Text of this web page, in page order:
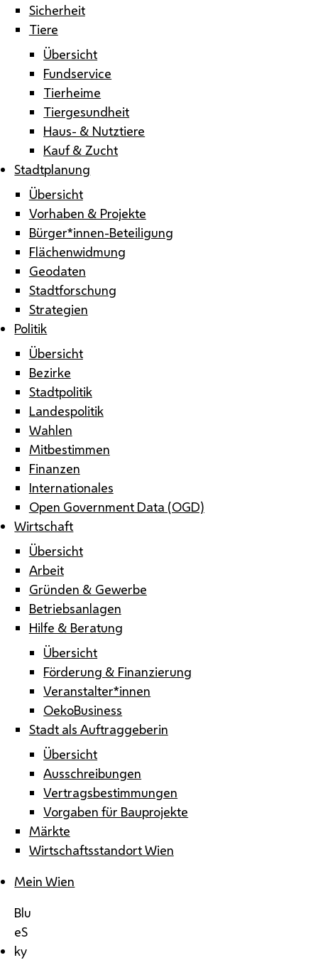
Sicherheit
Tiere
Übersicht
Fundservice
Tierheime
Tiergesundheit
Haus- & Nutztiere
Kauf & Zucht
Stadtplanung
Übersicht
Vorhaben & Projekte
Bürger*innen-Beteiligung
Flächenwidmung
Geodaten
Stadtforschung
Strategien
Politik
Übersicht
Bezirke
Stadtpolitik
Landespolitik
Wahlen
Mitbestimmen
Finanzen
Internationales
Open Government Data (OGD)
Wirtschaft
Übersicht
Arbeit
Gründen & Gewerbe
Betriebsanlagen
Hilfe & Beratung
Übersicht
Förderung & Finanzierung
Veranstalter*innen
OekoBusiness
Stadt als Auftraggeberin
Übersicht
Ausschreibungen
Vertragsbestimmungen
Vorgaben für Bauprojekte
Märkte
Wirtschaftsstandort Wien
Mein Wien
Blu
eS
ky